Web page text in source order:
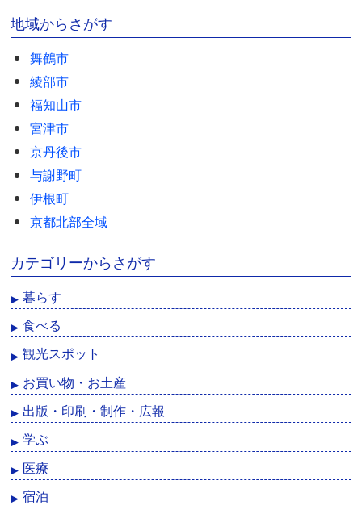
地域からさがす
舞鶴市
綾部市
福知山市
宮津市
京丹後市
与謝野町
伊根町
京都北部全域
カテゴリーからさがす
暮らす
食べる
観光スポット
お買い物・お土産
出版・印刷・制作・広報
学ぶ
医療
宿泊